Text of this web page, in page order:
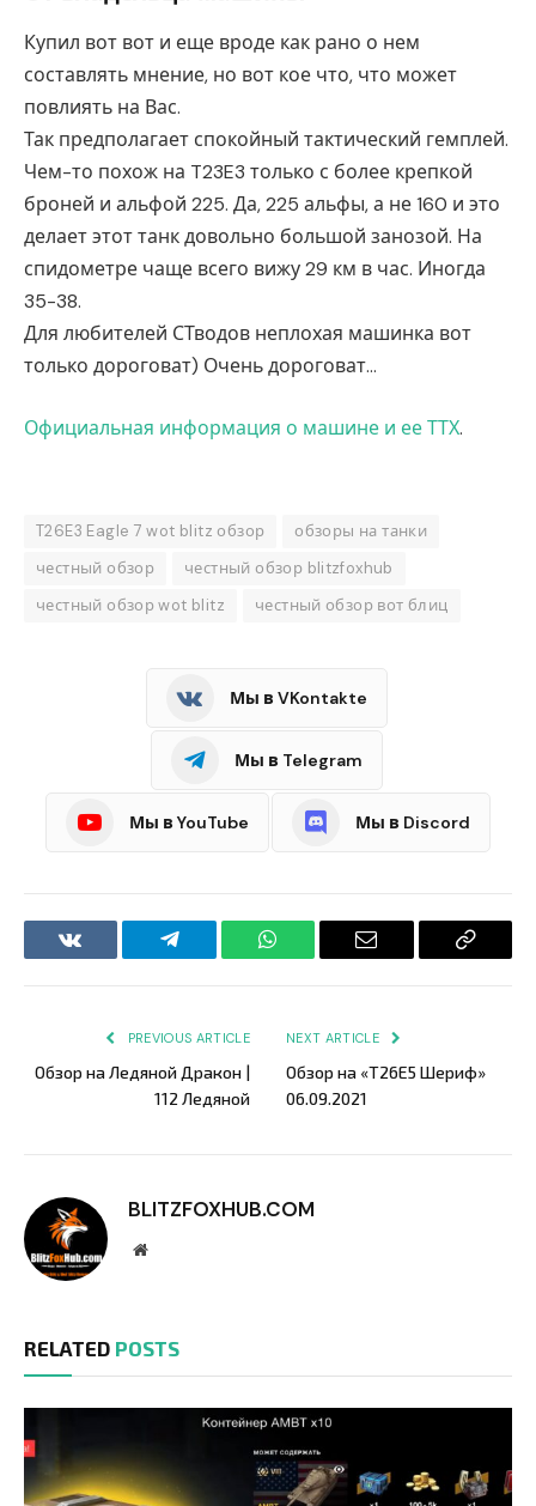
Купил вот вот и еще вроде как рано о нем
составлять мнение, но вот кое что, что может
повлиять на Вас.
Так предполагает спокойный тактический гемплей.
Чем-то похож на T23E3 только с более крепкой
броней и альфой 225. Да, 225 альфы, а не 160 и это
делает этот танк довольно большой занозой. На
спидометре чаще всего вижу 29 км в час. Иногда
35-38.
Для любителей СТводов неплохая машинка вот
только дороговат) Очень дороговат…
Официальная информация о машине и ее ТТХ.
T26E3 Eagle 7 wot blitz обзор
обзоры на танки
честный обзор
честный обзор blitzfoxhub
честный обзор wot blitz
честный обзор вот блиц
Мы в VKontakte
Мы в Telegram
Мы в YouTube Мы в Discord
VKontakteTelegram WhatsApp Email
Copy
PREVIOUS ARTICLE
Обзор на Ледяной Дракон |
112 Ледяной
NEXT ARTICLE
Обзор на «T26E5 Шериф»
06.09.2021
BLITZFOXHUB.COM
Website
RELATED POSTS